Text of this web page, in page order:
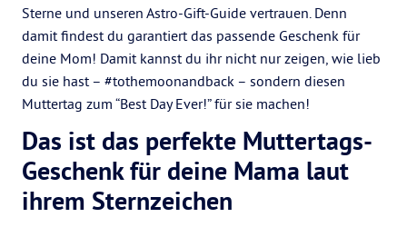
Sterne und unseren Astro-Gift-Guide vertrauen. Denn
damit findest du garantiert das passende Geschenk für
deine Mom! Damit kannst du ihr nicht nur zeigen, wie lieb
du sie hast – #tothemoonandback – sondern diesen
Muttertag zum “Best Day Ever!” für sie machen!
Das ist das perfekte Muttertags-
Geschenk für deine Mama laut
ihrem Sternzeichen